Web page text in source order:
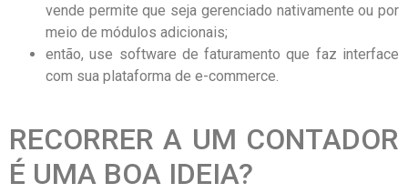
vende permite que seja gerenciado nativamente ou por
meio de módulos adicionais;
então, use software de faturamento que faz interface
com sua plataforma de e-commerce.
RECORRER A UM CONTADOR
É UMA BOA IDEIA?